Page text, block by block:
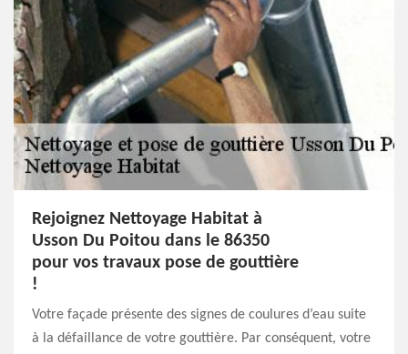
Rejoignez Nettoyage Habitat à
Usson Du Poitou dans le 86350
pour vos travaux pose de gouttière
!
Votre façade présente des signes de coulures d’eau suite
à la défaillance de votre gouttière. Par conséquent, votre